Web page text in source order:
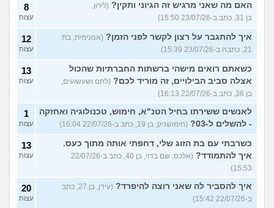
האם מה שאני מרגיש זה הגיוני ותקין? (לירון,
בן 31, כתב ב-23/07/26 15:50)
8
עצות
איך להתגבר על רצון לקשר לפני הזמן? (אנונימית, בת
21, כתבה ב-23/07/26 15:39)
12
עצות
כשאתם רואים מישהי ברשתות החברתיות שהכול
אצלה סביב הבילויים, זה מוריד לכם? (לחם ושעשועים,
בן 36, כתב ב-22/07/26 16:13)
13
עצות
לאנשים ששירתו בחיל הטנ"א, חימוש, טכנולוגיה ואחזקה
- להשלים ל-03?
(חימושניק, בן 19, כתב ב-22/07/26 16:04)
1
עצות
כשרבתי עם בת הזוג שלי, דחפתי אותה מתוך כעס.
איך להתמודד?
(אלכס, שם בדוי, בן 40, כתב ב-22/07/26
15:53)
13
עצות
איך להסביר לה שאני רוצה להיפרד?
(עידן, בן 27, כתב
ב-22/07/26 15:42)
20
עצות